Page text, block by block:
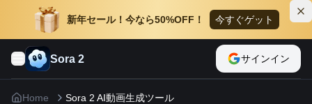
新年セール！今なら50%OFF！ 今すぐゲット
Sora 2 サインイン
Home Sora 2 AI動画生成ツール